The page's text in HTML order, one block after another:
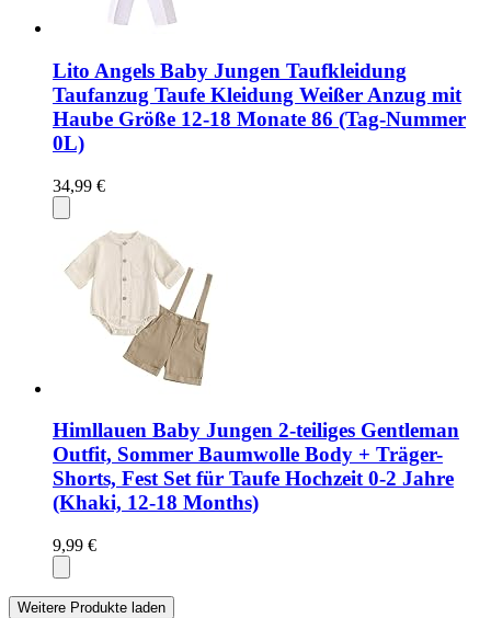
Lito Angels Baby Jungen Taufkleidung
Taufanzug Taufe Kleidung Weißer Anzug mit
Haube Größe 12-18 Monate 86 (Tag-Nummer
0L)
34,99 €
Himllauen Baby Jungen 2-teiliges Gentleman
Outfit, Sommer Baumwolle Body + Träger-
Shorts, Fest Set für Taufe Hochzeit 0-2 Jahre
(Khaki, 12-18 Months)
9,99 €
Weitere Produkte laden